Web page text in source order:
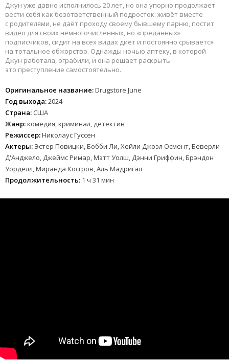
Джун уже давно исполнилось 20 лет, но она упорно продолжает
вести себя как безответственный подросток: живёт вместе
с родителями, не даёт проходу своему бывшему парню, постит
видео для своих немногочисленных, но «преданных»
подписчиков, сидит на всех видах диет и постоянно срывается
на тотальное обжорство. Однажды ночью аптеку, в которой
Джун работала, ограбили, и она решает раскрыть
это преступление самостоятельно.
Оригинальное название:Drugstore June
Год выхода:2024
Страна: США
Жанр:комедия, криминал, детектив
Режиссер:Николаус Гуссен
Актеры: Эстер Повицки, Бобби Ли, Хейли Джоэл Осмент, Беверли
Д'Анджело, Джеймс Римар, Мэтт Уолш, Дэнни Гриффин, Брэндон
Уорделл, Миранда Косгров, Аль Мадригал
Продолжительность: 1 ч 31 мин